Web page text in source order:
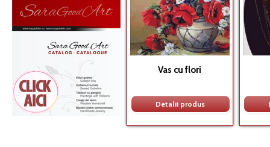
Vas cu flori
Detalii produs